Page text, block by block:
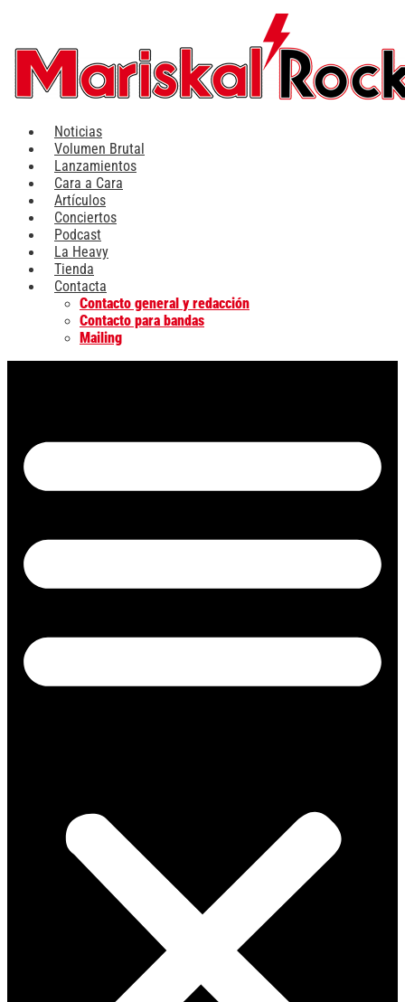
contenido
Noticias
Volumen Brutal
Lanzamientos
Cara a Cara
Artículos
Conciertos
Podcast
La Heavy
Tienda
Contacta
Contacto general y redacción
Contacto para bandas
Mailing